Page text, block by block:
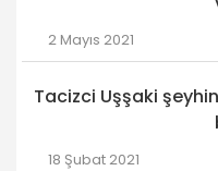
2 Mayıs 2021
Tacizci Uşşaki
18 Şubat 2021